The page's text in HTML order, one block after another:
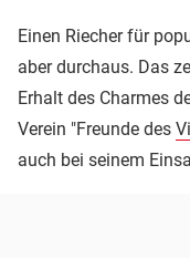
Einen Riecher für
aber durchaus. Das
Erhalt des Charmes
Verein "Freunde des
auch bei seinem